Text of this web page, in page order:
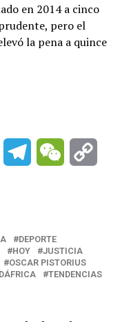
en 2014 a cinco
pero el
la pena a quince
WhatsAppTelegramWeChat
DEPORTE
HOY
JUSTICIA
OSCAR PISTORIUS
TENDENCIAS